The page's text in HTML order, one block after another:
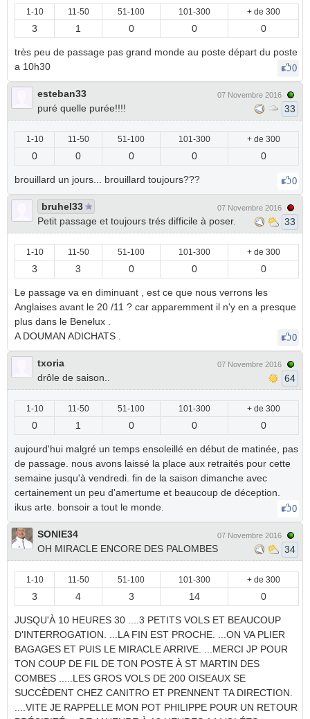
1-10 11-50 51-100 101-300 + de 300
3 1 0 0 0
très peu de passage pas grand monde au poste départ du poste
a 10h30
0
esteban33
puré quelle purée!!!!
07 Novembre 2016
33
1-10 11-50 51-100 101-300 + de 300
0 0 0 0 0
brouillard un jours... brouillard toujours??? 0
bruhel33
Petit passage et toujours trés difficile à poser.
07 Novembre 2016
33
1-10 11-50 51-100 101-300 + de 300
3 3 0 0 0
Le passage va en diminuant , est ce que nous verrons les
Anglaises avant le 20 /11 ? car apparemment il n'y en a presque
plus dans le Benelux .
A DOUMAN ADICHATS .
0
txoria
drôle de saison..
07 Novembre 2016
64
1-10 11-50 51-100 101-300 + de 300
0 1 0 0 0
aujourd'hui malgré un temps ensoleillé en début de matinée, pas
de passage. nous avons laissé la place aux retraités pour cette
semaine jusqu'à vendredi. fin de la saison dimanche avec
certainement un peu d'amertume et beaucoup de déception.
ikus arte. bonsoir a tout le monde.
0
SONIE34
OH MIRACLE ENCORE DES PALOMBES
07 Novembre 2016
34
1-10 11-50 51-100 101-300 + de 300
3 4 3 14 0
JUSQU'À 10 HEURES 30 ....3 PETITS VOLS ET BEAUCOUP
D'INTERROGATION. ...LA FIN EST PROCHE. ...ON VA PLIER
BAGAGES ET PUIS LE MIRACLE ARRIVE. ...MERCI JP POUR
TON COUP DE FIL DE TON POSTE À ST MARTIN DES
COMBES .....LES GROS VOLS DE 200 OISEAUX SE
SUCCÈDENT CHEZ CANITRO ET PRENNENT TA DIRECTION.
....VITE JE RAPPELLE MON POT PHILIPPE POUR UN RETOUR